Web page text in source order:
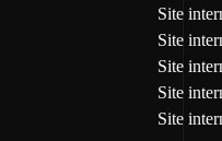
Site
Site
Site
Site
Site